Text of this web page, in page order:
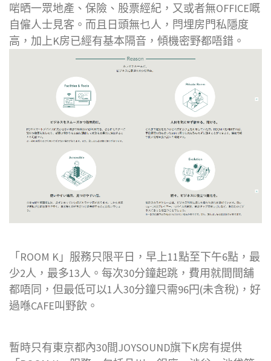
啱晒一眾地產、保險、股票經紀，又或者無OFFICE嘅
自僱人士見客。而且日頭無乜人，閂埋房門私隱度
高，加上K房已經有基本隔音，傾機密野都唔錯。
「ROOM K」服務只限平日，早上11點至下午6點，最
少2人，最多13人。每次30分鐘起跳，費用就間間舖
都唔同，但最低可以1人30分鐘只需96円(未含稅)，好
過喺CAFE叫野飲。
暫時只有東京都內30間JOYSOUND旗下K房有提供